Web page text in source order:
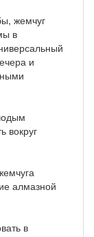
жемчуг
в
и
вокруг
алмазной
в